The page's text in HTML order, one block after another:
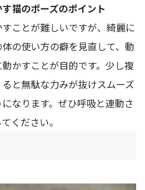
猫のポーズのポイント
ことが難しいですが、綺麗に
の使い方の癖を見直して、動
かすことが目的です。少し複
と無駄な力みが抜けスムーズ
なります。ぜひ呼吸と連動さ
ください。